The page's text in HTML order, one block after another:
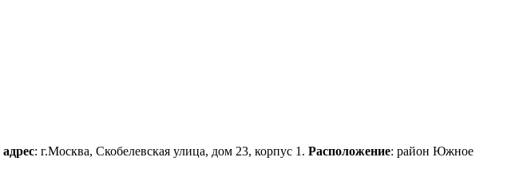
адрес: г.Москва, Скобелевская улица, дом 23, корпус 1. Расположение: район Южное